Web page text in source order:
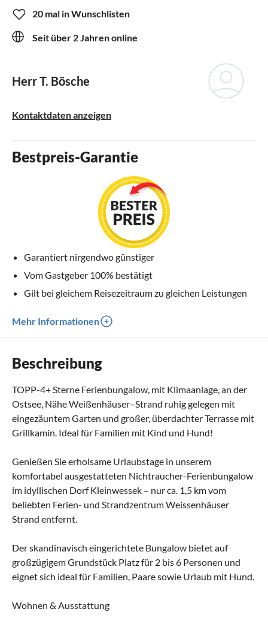
20 mal in Wunschlisten
Seit über 2 Jahren online
Herr T. Bösche
Kontaktdaten anzeigen
Bestpreis-Garantie
Garantiert nirgendwo günstiger
Vom Gastgeber 100% bestätigt
Gilt bei gleichem Reisezeitraum zu gleichen Leistungen
Mehr Informationen
Beschreibung
TOPP-4+ Sterne Ferienbungalow, mit Klimaanlage, an der
Ostsee, Nähe Weißenhäuser–Strand ruhig gelegen mit
eingezäuntem Garten und großer, überdachter Terrasse mit
Grillkamin. Ideal für Familien mit Kind und Hund!
Genießen Sie erholsame Urlaubstage in unserem
komfortabel ausgestatteten Nichtraucher-Ferienbungalow
im idyllischen Dorf Kleinwessek – nur ca. 1,5 km vom
beliebten Ferien- und Strandzentrum Weissenhäuser
Strand entfernt.
Der skandinavisch eingerichtete Bungalow bietet auf
großzügigem Grundstück Platz für 2 bis 6 Personen und
eignet sich ideal für Familien, Paare sowie Urlaub mit Hund.
Wohnen & Ausstattung